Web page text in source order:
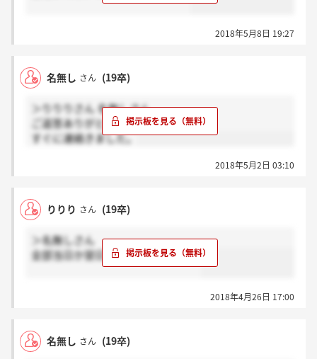
2018年5月8日 19:27
名無し さん (19卒)
＞りりりさん 名無しさん
ご返答ありがとうございました。
すぐに連絡きました。
2018年5月2日 03:10
りりり さん (19卒)
＞名無しさん
全部当日か翌日夕方に電話でしたね
2018年4月26日 17:00
名無し さん (19卒)